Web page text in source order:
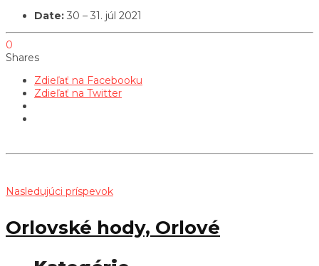
Date: 30 – 31. júl 2021
0
Shares
Zdieľať na Facebooku
Zdieľať na Twitter
Nasledujúci príspevok
Orlovské hody, Orlové